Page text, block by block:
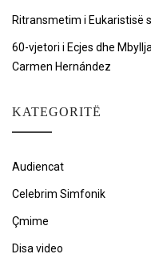
Ritransmetim i Eukaristisë
60-vjetori i Ecjes dhe
Carmen Hernández
KATEGORITË
Audiencat
Celebrim Simfonik
Çmime
Disa video